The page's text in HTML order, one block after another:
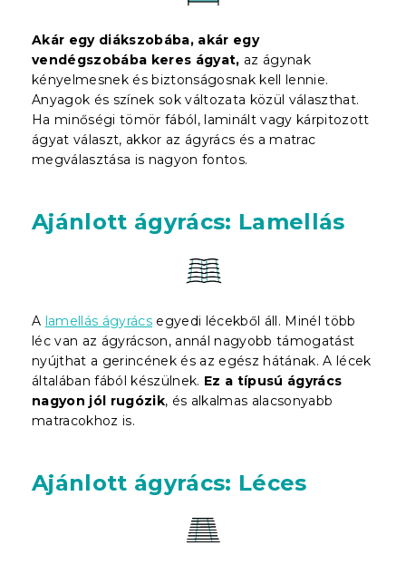
Akár egy diákszobába, akár egy
vendégszobába keres ágyat, az ágynak
kényelmesnek és biztonságosnak kell lennie.
Anyagok és színek sok változata közül választhat.
Ha minőségi tömör fából, laminált vagy kárpitozott
ágyat választ, akkor az ágyrács és a matrac
megválasztása is nagyon fontos.
Ajánlott ágyrács: Lamellás
A lamellás ágyrács egyedi lécekből áll. Minél több
léc van az ágyrácson, annál nagyobb támogatást
nyújthat a gerincének és az egész hátának. A lécek
általában fából készülnek. Ez a típusú ágyrács
nagyon jól rugózik, és alkalmas alacsonyabb
matracokhoz is.
Ajánlott ágyrács: Léces